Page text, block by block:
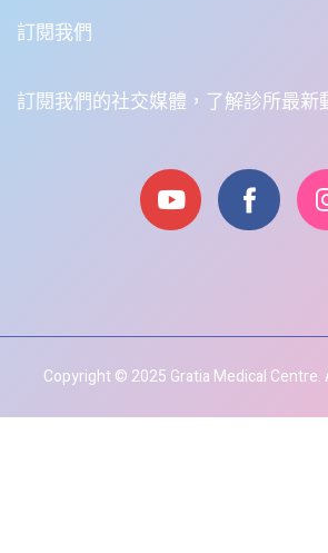
訂閱我們
訂閱我們的社交媒體，了解診所最新
Copyright © 2025 Gratia Medical